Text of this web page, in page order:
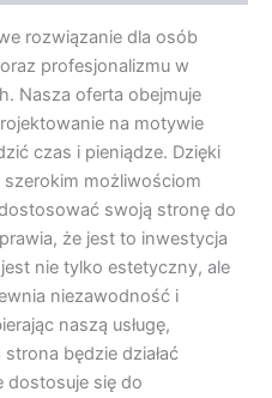
rozwiązanie dla osób
profesjonalizmu w
Nasza oferta obejmuje
na motywie
czas i pieniądze. Dzięki
możliwościom
swoją stronę do
że jest to inwestycja
nie tylko estetyczny, ale
niezawodność i
naszą usługę,
będzie działać
dostosuje się do